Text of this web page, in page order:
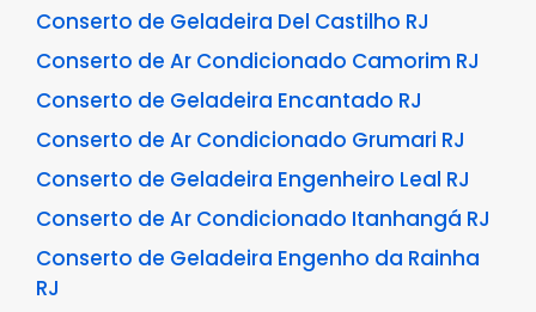
Conserto de Geladeira Del Castilho RJ
Conserto de Ar Condicionado Camorim RJ
Conserto de Geladeira Encantado RJ
Conserto de Ar Condicionado Grumari RJ
Conserto de Geladeira Engenheiro Leal RJ
Conserto de Ar Condicionado Itanhangá RJ
Conserto de Geladeira Engenho da Rainha
RJ